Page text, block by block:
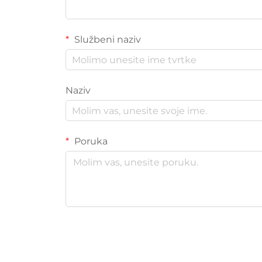
Službeni naziv
Naziv
Poruka